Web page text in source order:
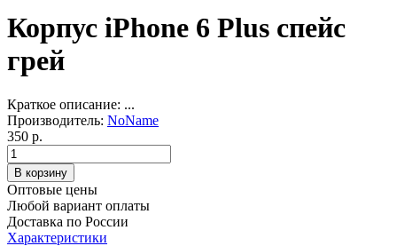
Корпус iPhone 6 Plus спейс
грей
Краткое описание: ...
Производитель: NoName
350 р.
Оптовые цены
Любой вариант оплаты
Доставка по России
Характеристики